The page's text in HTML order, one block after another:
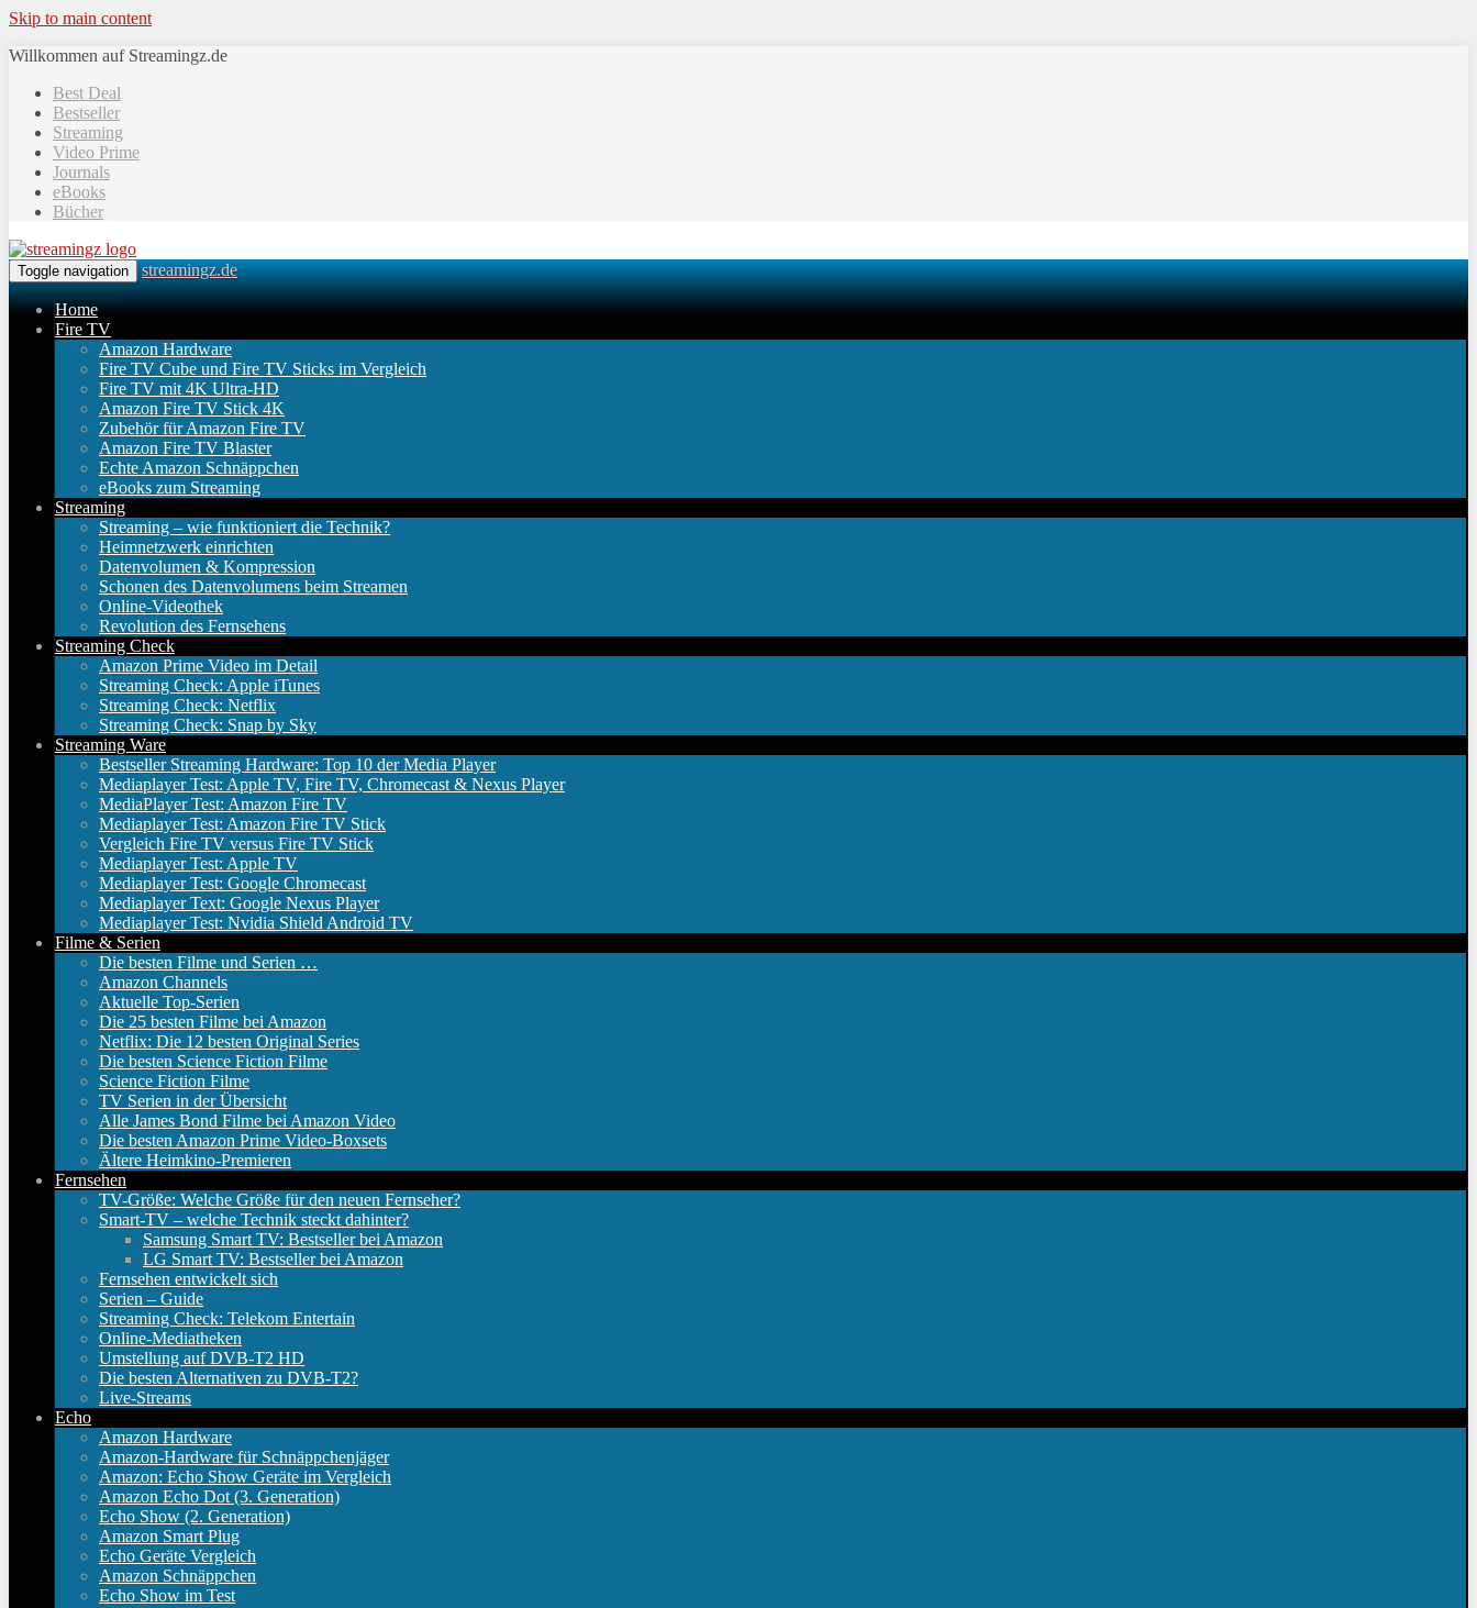
Skip to main content
Willkommen auf Streamingz.de
Best Deal
Bestseller
Streaming
Video Prime
Journals
eBooks
Bücher
Toggle navigation streamingz.de
Home
Fire TV
Amazon Hardware
Fire TV Cube und Fire TV Sticks im Vergleich
Fire TV mit 4K Ultra-HD
Amazon Fire TV Stick 4K
Zubehör für Amazon Fire TV
Amazon Fire TV Blaster
Echte Amazon Schnäppchen
eBooks zum Streaming
Streaming
Streaming – wie funktioniert die Technik?
Heimnetzwerk einrichten
Datenvolumen & Kompression
Schonen des Datenvolumens beim Streamen
Online-Videothek
Revolution des Fernsehens
Streaming Check
Amazon Prime Video im Detail
Streaming Check: Apple iTunes
Streaming Check: Netflix
Streaming Check: Snap by Sky
Streaming Ware
Bestseller Streaming Hardware: Top 10 der Media Player
Mediaplayer Test: Apple TV, Fire TV, Chromecast & Nexus Player
MediaPlayer Test: Amazon Fire TV
Mediaplayer Test: Amazon Fire TV Stick
Vergleich Fire TV versus Fire TV Stick
Mediaplayer Test: Apple TV
Mediaplayer Test: Google Chromecast
Mediaplayer Text: Google Nexus Player
Mediaplayer Test: Nvidia Shield Android TV
Filme & Serien
Die besten Filme und Serien …
Amazon Channels
Aktuelle Top-Serien
Die 25 besten Filme bei Amazon
Netflix: Die 12 besten Original Series
Die besten Science Fiction Filme
Science Fiction Filme
TV Serien in der Übersicht
Alle James Bond Filme bei Amazon Video
Die besten Amazon Prime Video-Boxsets
Ältere Heimkino-Premieren
Fernsehen
TV-Größe: Welche Größe für den neuen Fernseher?
Smart-TV – welche Technik steckt dahinter?
Samsung Smart TV: Bestseller bei Amazon
LG Smart TV: Bestseller bei Amazon
Fernsehen entwickelt sich
Serien – Guide
Streaming Check: Telekom Entertain
Online-Mediatheken
Umstellung auf DVB-T2 HD
Die besten Alternativen zu DVB-T2?
Live-Streams
Echo
Amazon Hardware
Amazon-Hardware für Schnäppchenjäger
Amazon: Echo Show Geräte im Vergleich
Amazon Echo Dot (3. Generation)
Echo Show (2. Generation)
Amazon Smart Plug
Echo Geräte Vergleich
Amazon Schnäppchen
Echo Show im Test